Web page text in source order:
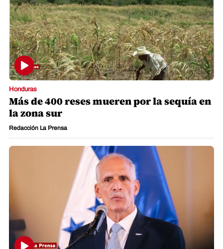
Honduras
Más de 400 reses mueren por la sequía en
la zona sur
Redacción La Prensa